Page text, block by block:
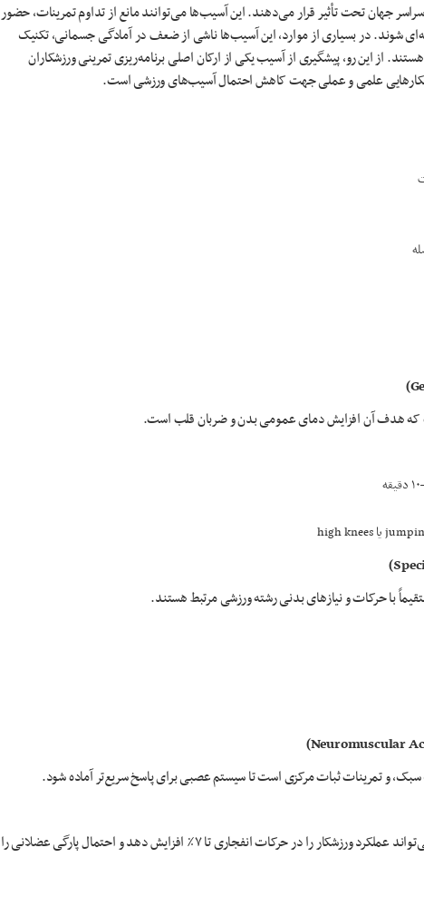
جهان تحت تأثیر قرار می‌دهند. این آسیب‌ها می‌توانند مانع از تداوم تمرینات، حضور
شوند. در بسیاری از موارد، این آسیب‌ها ناشی از ضعف در آمادگی جسمانی، تکنیک
از این رو، پیشگیری از آسیب یکی از ارکان اصلی برنامه‌ریزی تمرینی ورزشکاران
علمی و عملی جهت کاهش احتمال آسیب‌های ورزشی است.
هدف آن افزایش دمای عمومی بدن و ضربان قلب است.
با حرکات و نیازهای بدنی رشته ورزشی مرتبط هستند.
و تمرینات ثبات مرکزی است تا سیستم عصبی برای پاسخ سریع‌تر آماده شود.
تحقیقات نشان داده‌اند که گرم‌کردن پویا می‌تواند عملکرد ورزشکار را در حرکات انفجاری تا ۷٪ افزایش دهد و احتمال پارگی عضلانی را